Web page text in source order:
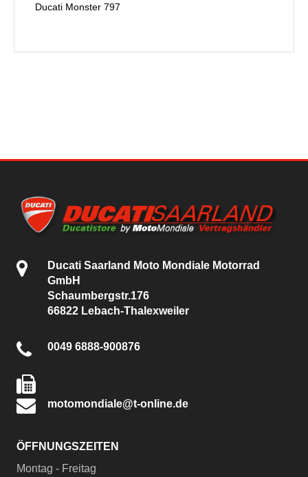
Ducati Monster 797
Ducati Saarland Moto Mondiale Motorrad
GmbH
Schaumbergstr.176
66822 Lebach-Thalexweiler
0049 6888-900876
motomondiale@t-online.de
ÖFFNUNGSZEITEN
Montag - Freitag